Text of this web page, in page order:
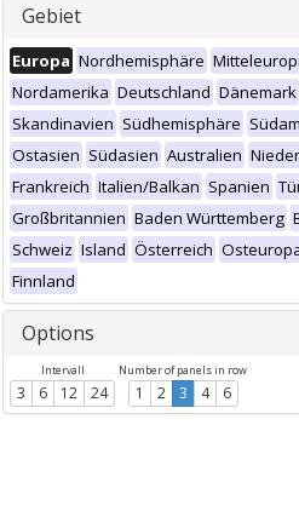
Gebiet
Europa Nordhemisphäre
Nordamerika Deutschland Dänemark
Skandinavien Südhemisphäre
Ostasien Südasien Australien
Frankreich Italien/Balkan Spanien
Großbritannien Baden Württemberg
Schweiz Island Österreich
Finnland
Options
Intervall
3 6 12 24
Number of panels in row
1 2 3 4 6